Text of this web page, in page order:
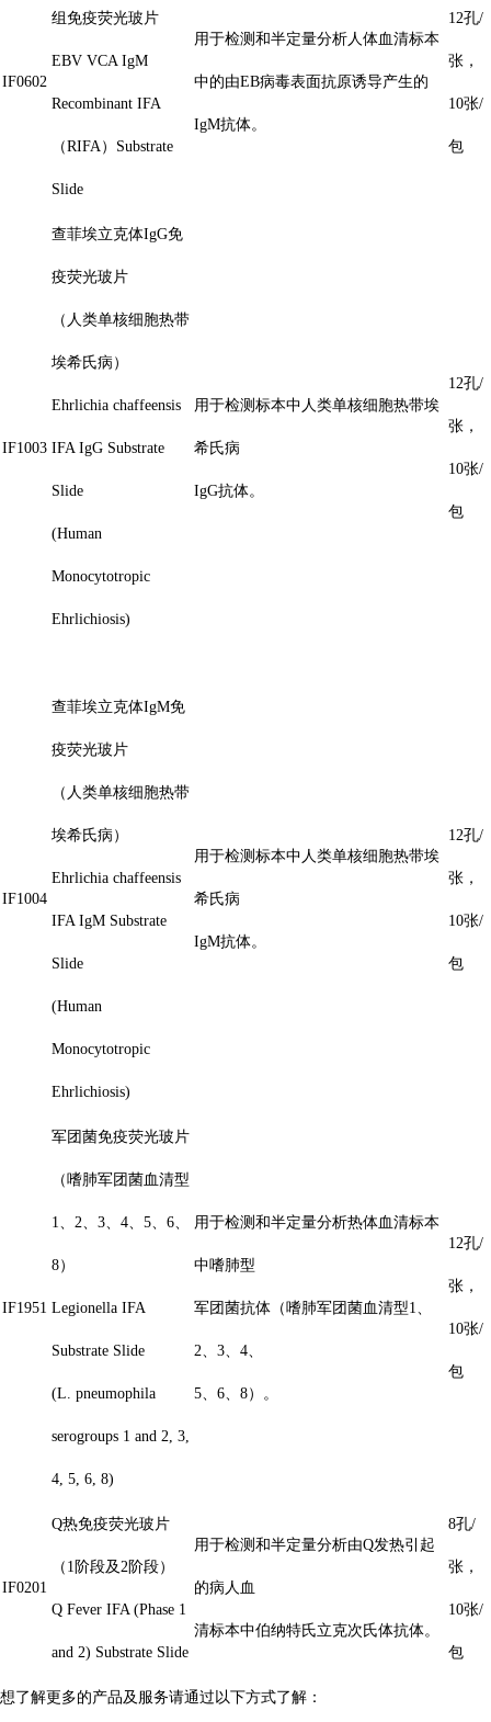
IF0602
组免疫荧光玻片
EBV VCA IgM
Recombinant IFA
（RIFA）Substrate
Slide
用于检测和半定量分析人体血清标本
中的由EB病毒表面抗原诱导产生的
IgM抗体。
12孔/
张，
10张/
包
IF1003
查菲埃立克体IgG免
疫荧光玻片
（人类单核细胞热带
埃希氏病）
Ehrlichia chaffeensis
IFA IgG Substrate
Slide
(Human
Monocytotropic
Ehrlichiosis)
用于检测标本中人类单核细胞热带埃
希氏病
IgG抗体。
12孔/
张，
10张/
包
IF1004
查菲埃立克体IgM免
疫荧光玻片
（人类单核细胞热带
埃希氏病）
Ehrlichia chaffeensis
IFA IgM Substrate
Slide
(Human
Monocytotropic
Ehrlichiosis)
用于检测标本中人类单核细胞热带埃
希氏病
IgM抗体。
12孔/
张，
10张/
包
IF1951
军团菌免疫荧光玻片
（嗜肺军团菌血清型
1、2、3、4、5、6、
8）
Legionella IFA
Substrate Slide
(L. pneumophila
serogroups 1 and 2, 3,
4, 5, 6, 8)
用于检测和半定量分析热体血清标本
中嗜肺型
军团菌抗体（嗜肺军团菌血清型1、
2、3、4、
5、6、8）。
12孔/
张，
10张/
包
IF0201
Q热免疫荧光玻片
（1阶段及2阶段）
Q Fever IFA (Phase 1
and 2) Substrate Slide
用于检测和半定量分析由Q发热引起
的病人血
清标本中伯纳特氏立克次氏体抗体。
8孔/
张，
10张/
包
想了解更多的产品及服务请通过以下方式了解：